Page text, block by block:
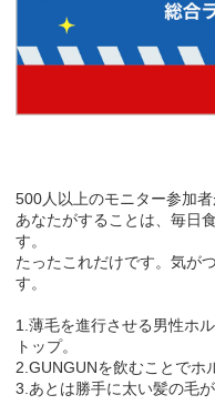
500人以上のモニター参加
あなたがすることは、毎日
す。
たったこれだけです。気が
す。
1.薄毛を進行させる男性ホ
トップ。
2.GUNGUNを飲むことでホ
3.あとは勝手に太い髪の毛が